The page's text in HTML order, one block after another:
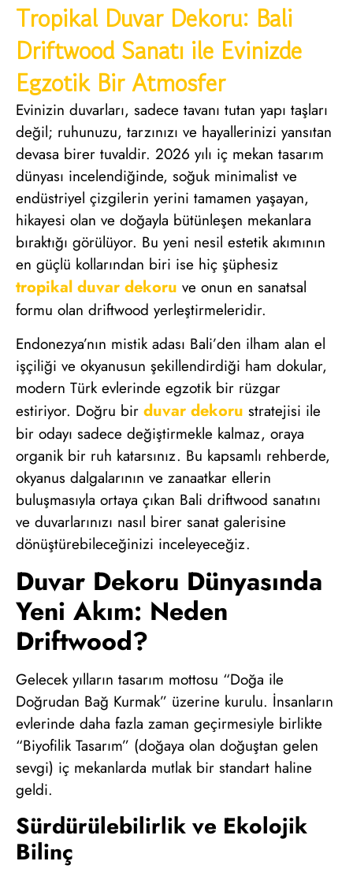
Tropikal Duvar Dekoru: Bali
Driftwood Sanatı ile Evinizde
Egzotik Bir Atmosfer
Evinizin duvarları, sadece tavanı tutan yapı taşları
değil; ruhunuzu, tarzınızı ve hayallerinizi yansıtan
devasa birer tuvaldir. 2026 yılı iç mekan tasarım
dünyası incelendiğinde, soğuk minimalist ve
endüstriyel çizgilerin yerini tamamen yaşayan,
hikayesi olan ve doğayla bütünleşen mekanlara
bıraktığı görülüyor. Bu yeni nesil estetik akımının
en güçlü kollarından biri ise hiç şüphesiz
tropikal duvar dekoru ve onun en sanatsal
formu olan driftwood yerleştirmeleridir.
Endonezya’nın mistik adası Bali’den ilham alan el
işçiliği ve okyanusun şekillendirdiği ham dokular,
modern Türk evlerinde egzotik bir rüzgar
estiriyor. Doğru bir duvar dekoru stratejisi ile
bir odayı sadece değiştirmekle kalmaz, oraya
organik bir ruh katarsınız. Bu kapsamlı rehberde,
okyanus dalgalarının ve zanaatkar ellerin
buluşmasıyla ortaya çıkan Bali driftwood sanatını
ve duvarlarınızı nasıl birer sanat galerisine
dönüştürebileceğinizi inceleyeceğiz.
Duvar Dekoru Dünyasında
Yeni Akım: Neden
Driftwood?
Gelecek yılların tasarım mottosu “Doğa ile
Doğrudan Bağ Kurmak” üzerine kurulu. İnsanların
evlerinde daha fazla zaman geçirmesiyle birlikte
“Biyofilik Tasarım” (doğaya olan doğuştan gelen
sevgi) iç mekanlarda mutlak bir standart haline
geldi.
Sürdürülebilirlik ve Ekolojik
Bilinç